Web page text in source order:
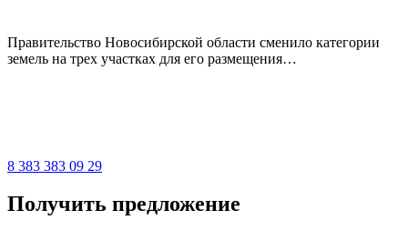
Правительство Новосибирской области сменило категории
земель на трех участках для его размещения…
8 383 383 09 29
Получить предложение